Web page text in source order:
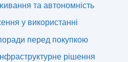
та автономність
у використанні
перед покупкою
рішення